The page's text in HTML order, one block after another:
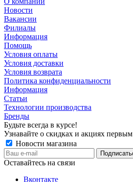
Новости
Вакансии
Филиалы
Информация
Помощь
Условия оплаты
Условия доставки
Условия возврата
Политика конфиденциальности
Информация
Статьи
Технологии производства
Бренды
Будьте всегда в курсе!
Узнавайте о скидках и акциях первым
Новости магазина
Оставайтесь на связи
Вконтакте